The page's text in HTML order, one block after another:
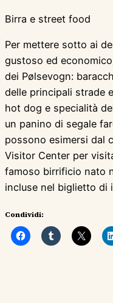
Birra e street food
Per mettere sotto ai
gustoso ed
dei Pølsevogn:
delle principali strade
hot dog e specialità
un panino di segale
possono esimersi dal
Visitor Center per
famoso birrificio nato
incluse nel biglietto di
Condividi: